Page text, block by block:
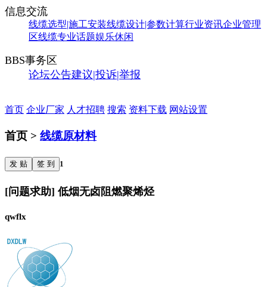
信息交流
线缆选型|施工安装线缆设计|参数计算行业资讯企业管理
区线缆专业话题娱乐休闲
BBS事务区
论坛公告建议|投诉|举报
首页 企业厂家 人才招聘 搜索 资料下载 网站设置
首页 > 线缆原材料
发 贴 签 到 1
[问题求助] 低烟无卤阻燃聚烯烃
qwflx